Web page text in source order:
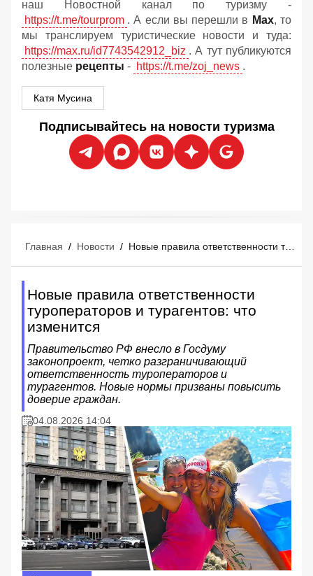
наш Новостной канал по туризму -
https://t.me/tourprom . А если вы перешли в Мах, то
мы транслируем туристические новости и туда:
https://max.ru/id7743542912_biz . А тут публикуются
полезные рецепты - https://t.me/zoj_news .
Катя Мусина
Подписывайтесь на новости туризма
Главная / Новости / Новые правила ответственности туроператоров и турагентов: что изменится
Новые правила ответственности
туроператоров и турагентов: что
изменится
Правительство РФ внесло в Госдуму
законопроект, четко разграничивающий
ответственность туроператоров и
турагентов. Новые нормы призваны повысить
доверие граждан.
04.08.2026 14:04